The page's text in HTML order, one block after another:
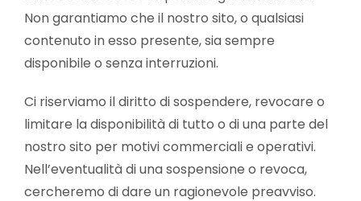
Non garantiamo che il nostro sito, o qualsiasi
contenuto in esso presente, sia sempre
disponibile o senza interruzioni.
Ci riserviamo il diritto di sospendere, revocare o
limitare la disponibilità di tutto o di una parte del
nostro sito per motivi commerciali e operativi.
Nell’eventualità di una sospensione o revoca,
cercheremo di dare un ragionevole preavviso.